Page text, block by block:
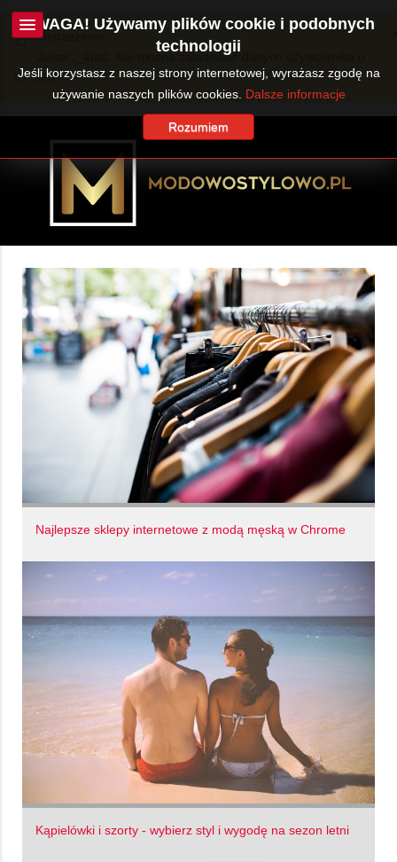
Ostrzeżenie
JUser::_load: Nie można załadować danych użytkownika o
ID: 360.
Najlepsze sklepy internetowe z modą męską w Chrome
Kąpielówki i szorty - wybierz styl i wygodę na sezon letni
UWAGA! Używamy plików cookie i podobnych
technologii
Jeśli korzystasz z naszej strony internetowej, wyrażasz zgodę na
używanie naszych plików cookies. Dalsze informacje
Rozumiem